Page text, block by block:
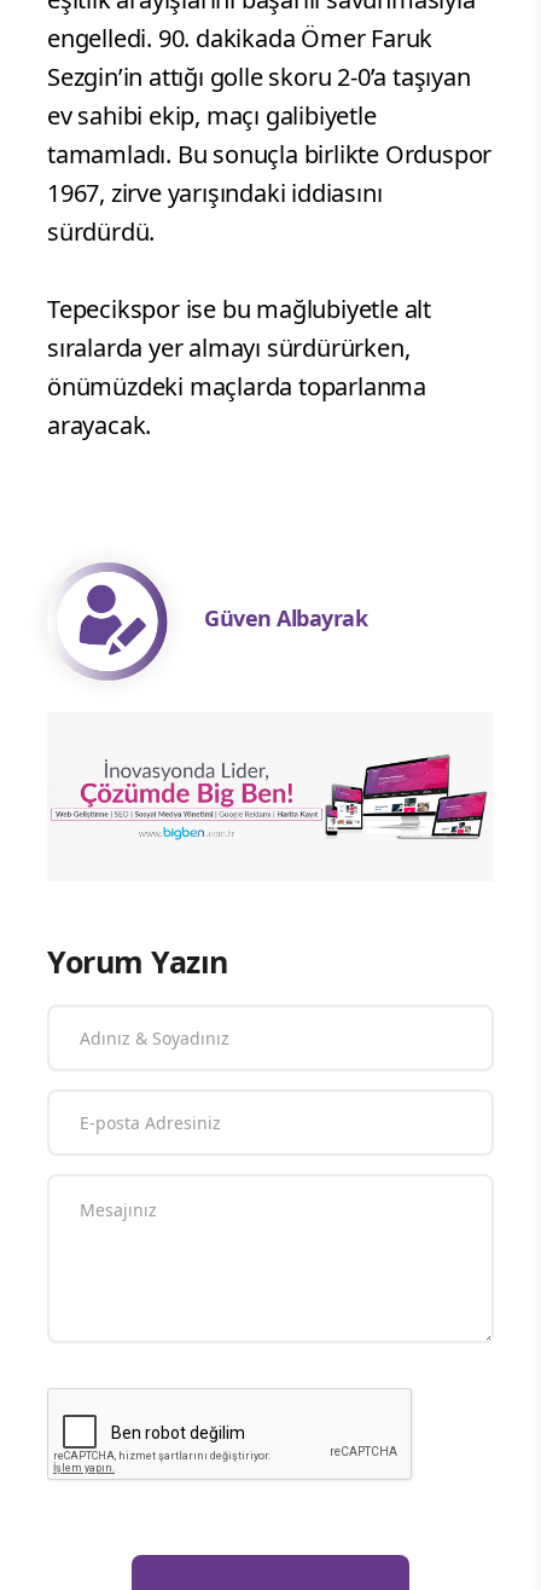
engelledi. 90. dakikada Ömer Faruk
Sezgin’in attığı golle skoru 2-0’a taşıyan
ev sahibi ekip, maçı galibiyetle
tamamladı. Bu sonuçla birlikte Orduspor
1967, zirve yarışındaki iddiasını
sürdürdü.
Tepecikspor ise bu mağlubiyetle alt
sıralarda yer almayı sürdürürken,
önümüzdeki maçlarda toparlanma
arayacak.
Güven Albayrak
Yorum Yazın